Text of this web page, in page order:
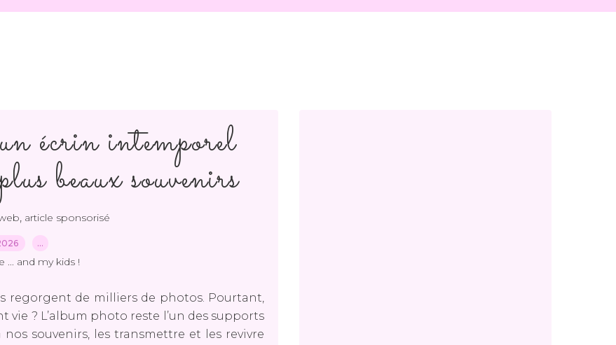
écrin intemporel
beaux souvenirs
, article sponsorisé
…
... and my kids !
regorgent de milliers de photos. Pourtant,
? L’album photo reste l’un des supports
souvenirs, les transmettre et les revivre